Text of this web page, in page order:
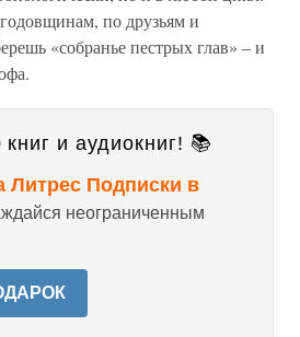
по друзьям и
«собранье пестрых глав» – и
и аудиокниг! 📚
Литрес Подписки в
неограниченным